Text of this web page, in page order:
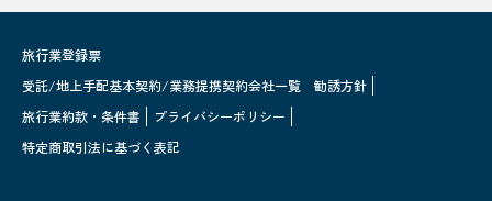
旅行業登録票
受託/地上手配基本契約/業務提携契約会社一覧
勧誘方針
旅行業約款・条件書
プライバシーポリシー
特定商取引法に基づく表記